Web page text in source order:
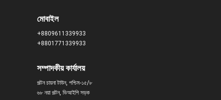
মোবাইল
+8809611339933
+8801771339933
সম্পাদকীয় কার্যালয়
পল্টন চায়না টাউন, পশ্চিম-১৫/৮
৬৮ নয়া পল্টন, ভিআইপি সড়ক